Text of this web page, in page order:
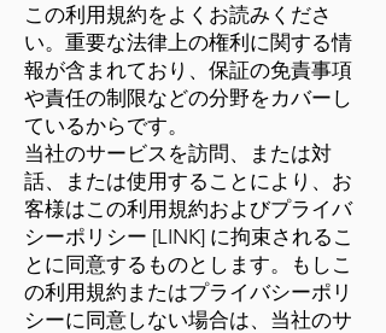
この利用規約をよくお読みくださ
い。重要な法律上の権利に関する情
報が含まれており、保証の免責事項
や責任の制限などの分野をカバーし
ているからです。
当社のサービスを訪問、または対
話、または使用することにより、お
客様はこの利用規約およびプライバ
シーポリシー [LINK] に拘束されるこ
とに同意するものとします。もしこ
の利用規約またはプライバシーポリ
シーに同意しない場合は、当社のサ